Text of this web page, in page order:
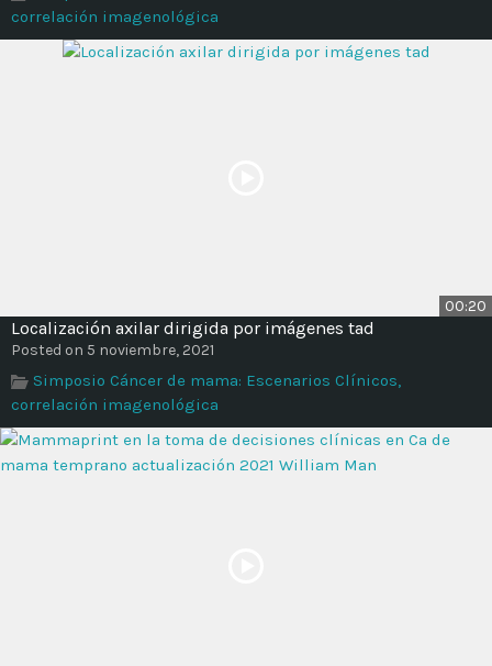
correlación imagenológica
00:20
Localización axilar dirigida por imágenes tad
Posted on 5 noviembre, 2021
Simposio Cáncer de mama: Escenarios Clínicos,
correlación imagenológica